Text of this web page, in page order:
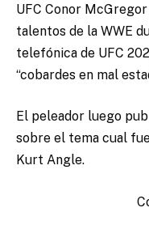
UFC Conor
talentos de la WWE
telefónica de UFC
“cobardes en mal
El peleador luego
sobre el tema cual
Kurt Angle.